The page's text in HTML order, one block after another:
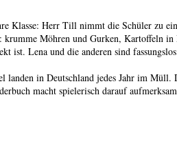
Klasse: Herr Till nimmt die Schüler zu
Möhren und Gurken, Kartoffeln
ist. Lena und die anderen sind
in Deutschland jedes Jahr im Müll.
macht spielerisch darauf